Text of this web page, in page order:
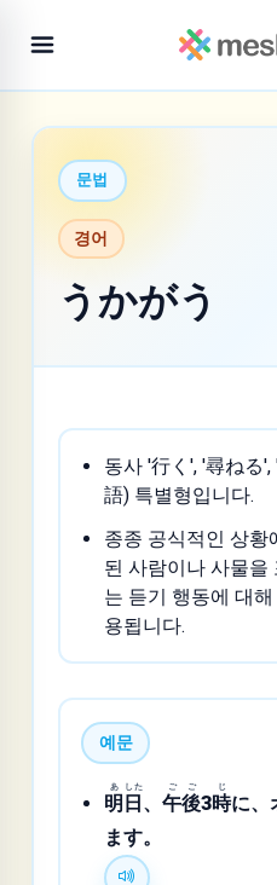
문법
경어
うかがう
동사 '行く', '尋ねる
語) 특별형입니다.
종종 공식적인 상황
된 사람이나 사물을
는 듣기 행동에 대
용됩니다.
예문
明
あ
日
した
、午
ご
後
ご
3時
じ
に、
ます。